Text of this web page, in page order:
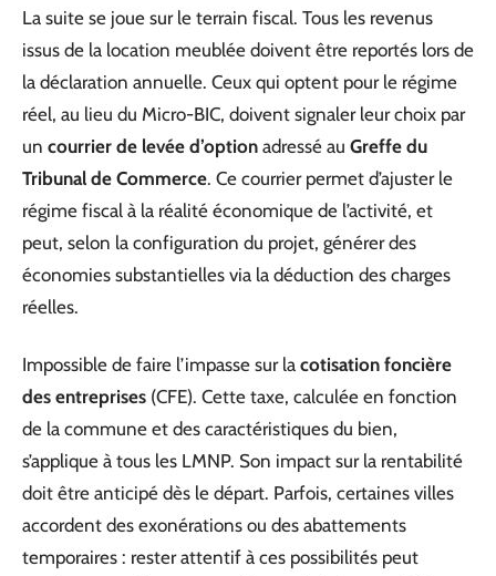
La suite se joue sur le terrain fiscal. Tous les revenus
issus de la location meublée doivent être reportés lors de
la déclaration annuelle. Ceux qui optent pour le régime
réel, au lieu du Micro-BIC, doivent signaler leur choix par
un courrier de levée d’option adressé au Greffe du
Tribunal de Commerce. Ce courrier permet d’ajuster le
régime fiscal à la réalité économique de l’activité, et
peut, selon la configuration du projet, générer des
économies substantielles via la déduction des charges
réelles.
Impossible de faire l’impasse sur la cotisation foncière
des entreprises (CFE). Cette taxe, calculée en fonction
de la commune et des caractéristiques du bien,
s’applique à tous les LMNP. Son impact sur la rentabilité
doit être anticipé dès le départ. Parfois, certaines villes
accordent des exonérations ou des abattements
temporaires : rester attentif à ces possibilités peut